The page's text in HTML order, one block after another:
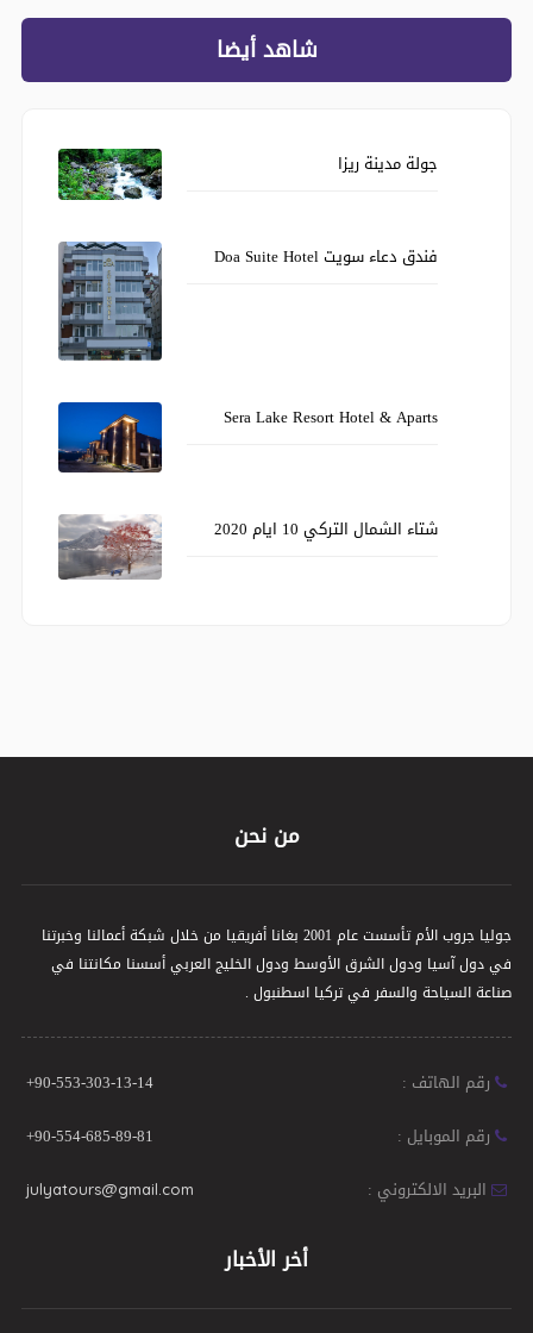
شاهد أيضا
جولة مدينة ريزا
فندق دعاء سويت Doa Suite Hotel
Sera Lake Resort Hotel & Aparts
شتاء الشمال التركي 10 ايام 2020
من نحن
جوليا جروب الأم تأسست عام 2001 بغانا أفريقيا من خلال شبكة أعمالنا وخبرتنا
في دول آسيا ودول الشرق الأوسط ودول الخليج العربي أسسنا مكانتنا في
صناعة السياحة والسفر في تركيا اسطنبول .
رقم الهاتف :
+90-553-303-13-14
رقم الموبايل :
+90-554-685-89-81
البريد الالكتروني :
julyatours@gmail.com
أخر الأخبار